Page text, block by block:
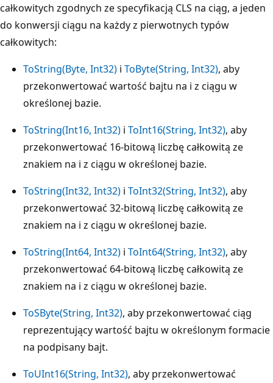
całkowitych zgodnych ze specyfikacją CLS na ciąg, a jeden
do konwersji ciągu na każdy z pierwotnych typów
całkowitych:
ToString(Byte, Int32) i ToByte(String, Int32), aby
przekonwertować wartość bajtu na i z ciągu w
określonej bazie.
ToString(Int16, Int32) i ToInt16(String, Int32), aby
przekonwertować 16-bitową liczbę całkowitą ze
znakiem na i z ciągu w określonej bazie.
ToString(Int32, Int32) i ToInt32(String, Int32), aby
przekonwertować 32-bitową liczbę całkowitą ze
znakiem na i z ciągu w określonej bazie.
ToString(Int64, Int32) i ToInt64(String, Int32), aby
przekonwertować 64-bitową liczbę całkowitą ze
znakiem na i z ciągu w określonej bazie.
ToSByte(String, Int32), aby przekonwertować ciąg
reprezentujący wartość bajtu w określonym formacie
na podpisany bajt.
ToUInt16(String, Int32), aby przekonwertować